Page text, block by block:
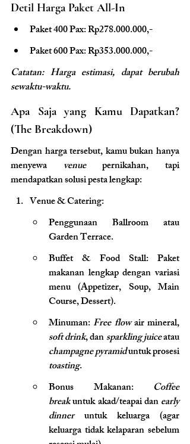
Detil Harga Paket All-In
Paket 400 Pax: Rp278.000.000,-
Paket 600 Pax: Rp353.000.000,-
Catatan: Harga estimasi, dapat berubah
sewaktu-waktu.
Apa Saja yang Kamu Dapatkan?
(The Breakdown)
Dengan harga tersebut, kamu bukan hanya
menyewa venue pernikahan, tapi
mendapatkan solusi pesta lengkap:
Venue & Catering:
Penggunaan Ballroom atau
Garden Terrace.
Buffet & Food Stall: Paket
makanan lengkap dengan variasi
menu (Appetizer, Soup, Main
Course, Dessert).
Minuman: Free flow
soft drink, dan sparkling juice
atau
champagne pyramid
untuk prosesi
toasting.
Bonus Makanan: Coffee
break untuk akad/teapai dan early
dinner untuk keluarga (agar
keluarga tidak kelaparan sebelum